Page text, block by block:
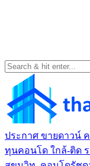
ประกาศ ขายดาวน์
ทุนคอนโด ใกล้-ติด